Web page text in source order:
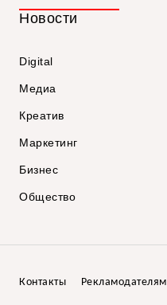
Новости
Digital
Медиа
Креатив
Маркетинг
Бизнес
Общество
Контакты Рекламодателям